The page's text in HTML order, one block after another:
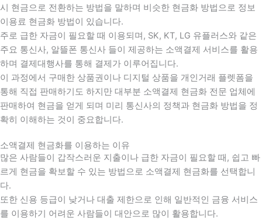
시 현금으로 전환하는 방법을 말하며 비슷한 현금화 방법으로 정보
이용료 현금화 방법이 있습니다.
주로 급한 자금이 필요할 때 이용되며, SK, KT, LG 유플러스와 같은
주요 통신사, 알뜰폰 통신사 들이 제공하는 소액결제 서비스를 활용
하며 결제대행사를 통해 결제가 이루어집니다.
이 과정에서 구매한 상품권이나 디지털 상품을 개인거래 플렛폼을
통해 직접 판매하기도 하지만 대부분 소액결제 현금화 전문 업체에
판매하여 현금을 얻게 되며 미리 통신사의 정책과 현금화 방법을 정
확히 이해하는 것이 중요합니다.
소액결제 현금화를 이용하는 이유
많은 사람들이 갑작스러운 지출이나 급한 자금이 필요할 때 , 쉽고 빠
르게 현금을 확보할 수 있는 방법으로 소액결제 현금화를 선택합니
다.
또한 신용 등급이 낮거나 대출 제한으로 인해 일반적인 금융 서비스
를 이용하기 어려운 사람들이 대안으로 많이 활용합니다.